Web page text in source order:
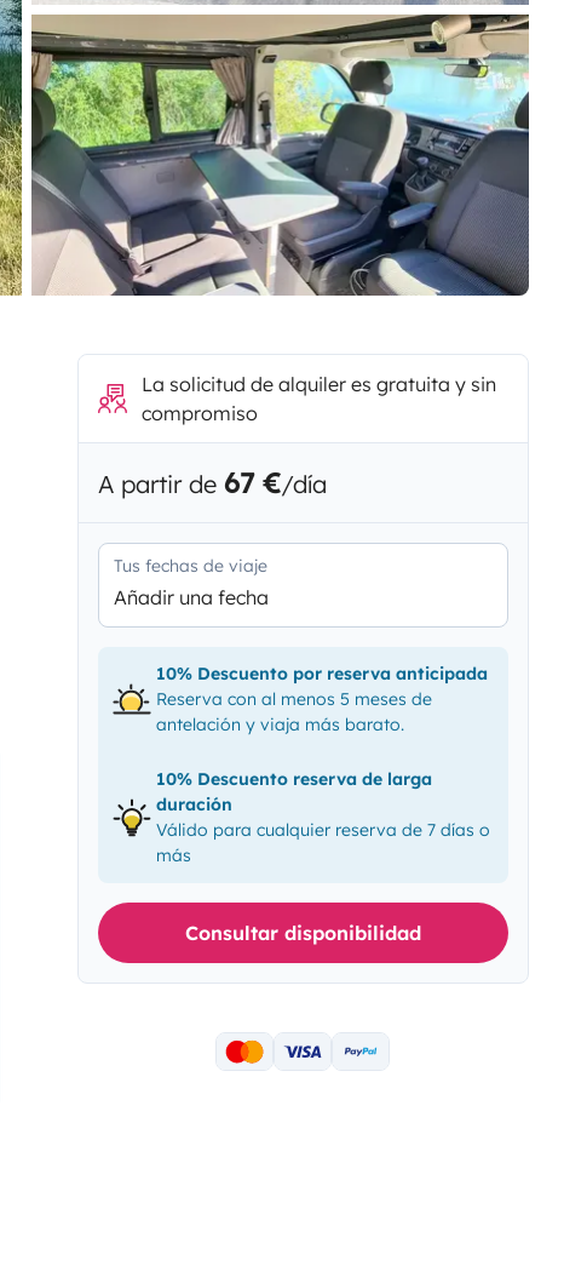
La solicitud de alquiler es gratuita y sin
compromiso
A partir de 67 €/día
Tus fechas de viaje
Añadir una fecha
10% Descuento por reserva anticipada
Reserva con al menos 5 meses de
antelación y viaja más barato.
10% Descuento reserva de larga
duración
Válido para cualquier reserva de 7 días o
más
Consultar disponibilidad